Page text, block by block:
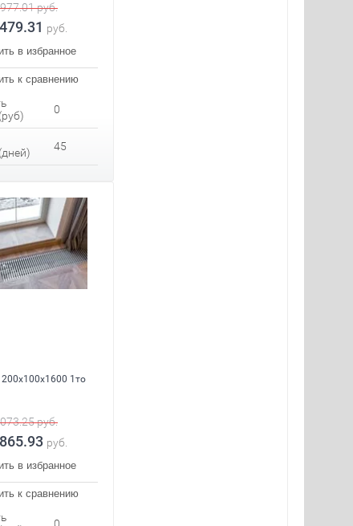
руб.
руб.
в избранное
к сравнению
0
45
1то
руб.
руб.
в избранное
к сравнению